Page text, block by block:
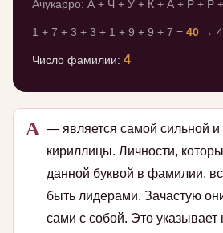
Ачукарро: А + Ч + У + К + А + Р + Р
1 + 7 + 3 + 3 + 1 + 9 + 9 + 7 = 40 →
Число фамилии: 4
А — является самой сильной
кириллицы. Личности,
данной буквой в фамилии,
быть лидерами. Зачастую
сами с собой. Это указывает